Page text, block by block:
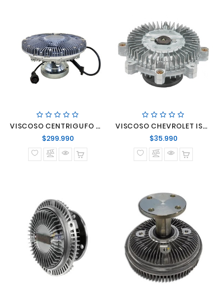
VISCOSO CENTRIGUFO VOLVO FH FM ELECTRICO
$299.990Precio
normal
VISCOSO CHEVROLET ISUZU NHR NKR 3.1 AÑO 99-> MOTOR 4JG2
$35.990Precio
normal